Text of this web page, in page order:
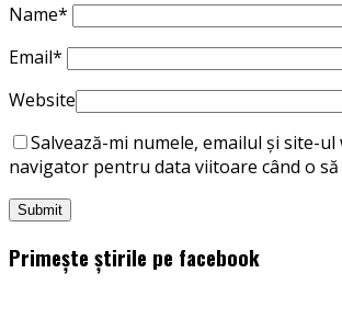
Name*
Email*
Website
Salvează-mi numele, emailul și site-ul
navigator pentru data viitoare când o să
Primește știrile pe facebook